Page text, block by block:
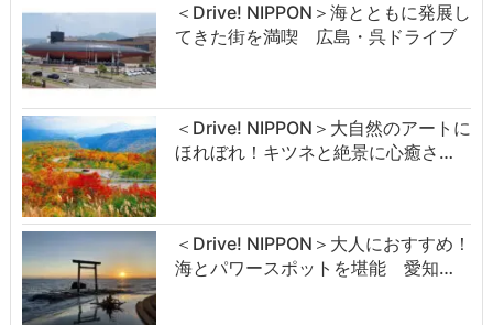
＜Drive! NIPPON＞海とともに発展し
てきた街を満喫 広島・呉ドライブ
＜Drive! NIPPON＞大自然のアートに
ほれぼれ！キツネと絶景に心癒さ…
＜Drive! NIPPON＞大人におすすめ！
海とパワースポットを堪能 愛知…